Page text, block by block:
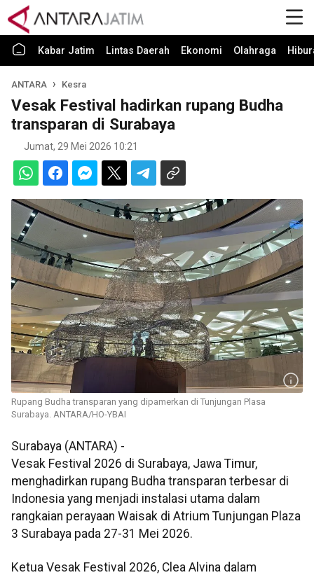
Kabar Jatim Lintas Daerah Ekonomi Olahraga
ANTARA Kesra
Vesak Festival hadirkan rupang Budha
transparan di Surabaya
Jumat, 29 Mei 2026 10:21
Rupang Budha transparan yang dipamerkan di Tunjungan Plasa
Surabaya. ANTARA/HO-YBAI
Surabaya (ANTARA) -
Vesak Festival 2026 di Surabaya, Jawa Timur,
menghadirkan rupang Budha transparan terbesar di
Indonesia yang menjadi instalasi utama dalam
rangkaian perayaan Waisak di Atrium Tunjungan Plaza
3 Surabaya pada 27-31 Mei 2026.
Ketua Vesak Festival 2026, Clea Alvina dalam